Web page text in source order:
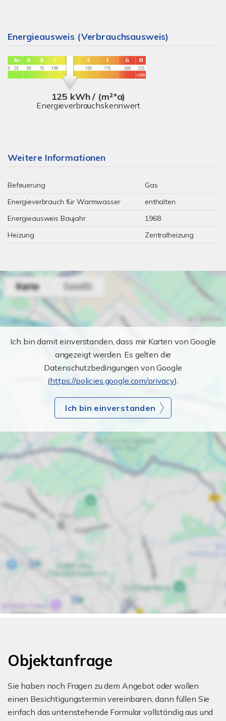
Energieausweis (Verbrauchsausweis)
125 kWh / (m²*a)
Energieverbrauchskennwert
Weitere Informationen
Befeuerung
Gas
Energieverbrauch für Warmwasser
enthalten
Energieausweis Baujahr
1968
Heizung
Zentralheizung
Ich bin damit einverstanden, dass mir Karten von Google
angezeigt werden. Es gelten die
Datenschutzbedingungen von Google
(https://policies.google.com/privacy).
Ich bin einverstanden
Objektanfrage
Sie haben noch Fragen zu dem Angebot oder wollen
einen Besichtigungstermin vereinbaren, dann füllen Sie
einfach das untenstehende Formular vollständig aus und